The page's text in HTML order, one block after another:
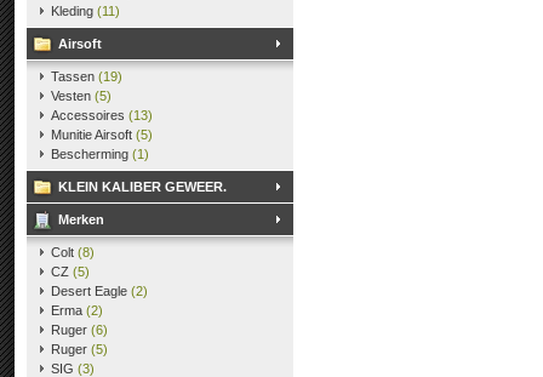
Kleding (11)
Airsoft
Tassen (19)
Vesten (5)
Accessoires (13)
Munitie Airsoft (5)
Bescherming (1)
KLEIN KALIBER GEWEER.
Merken
Colt (8)
CZ (5)
Desert Eagle (2)
Erma (2)
Ruger (6)
Ruger (5)
SIG (3)